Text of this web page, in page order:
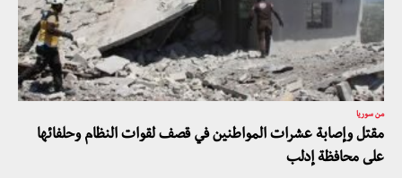
من سوريا
مقتل وإصابة عشرات المواطنين في قصف لقوات النظام وحلفائها
على محافظة إدلب